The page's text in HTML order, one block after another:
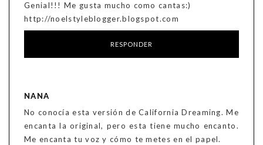
Genial!!! Me gusta mucho como cantas:)
http://noelstyleblogger.blogspot.com
RESPONDER
NANA
No conocía esta versión de California Dreaming. Me
encanta la original, pero esta tiene mucho encanto.
Me encanta tu voz y cómo te metes en el papel.